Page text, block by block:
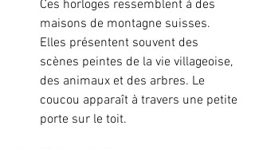
Ces horloges ressemblent à des
maisons de montagne suisses.
Elles présentent souvent des
scènes peintes de la vie villageoise,
des animaux et des arbres. Le
coucou apparaît à travers une petite
porte sur le toit.